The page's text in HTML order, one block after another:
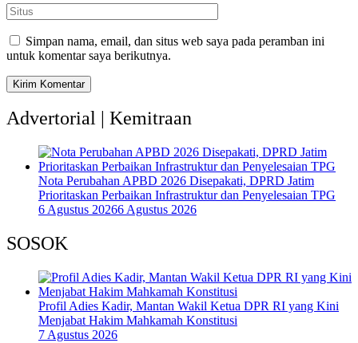
Simpan nama, email, dan situs web saya pada peramban ini
untuk komentar saya berikutnya.
Advertorial | Kemitraan
Nota Perubahan APBD 2026 Disepakati, DPRD Jatim
Prioritaskan Perbaikan Infrastruktur dan Penyelesaian TPG
6 Agustus 20266 Agustus 2026
SOSOK
Profil Adies Kadir, Mantan Wakil Ketua DPR RI yang Kini
Menjabat Hakim Mahkamah Konstitusi
7 Agustus 2026